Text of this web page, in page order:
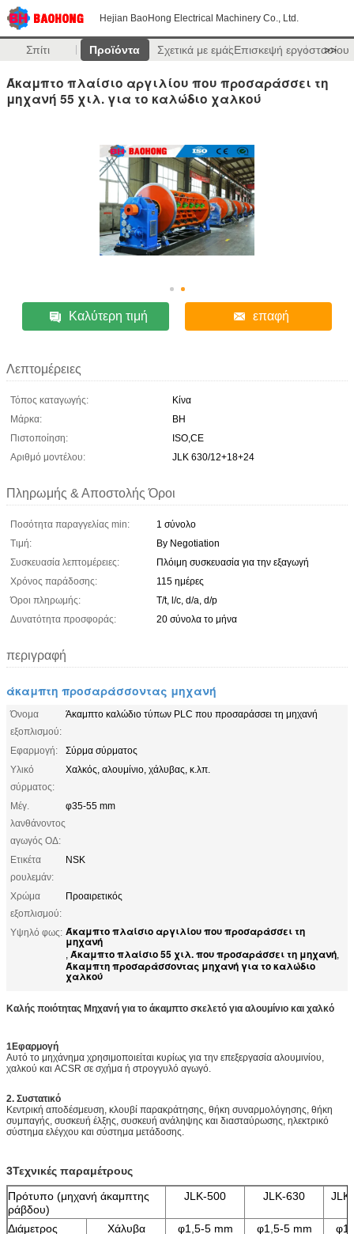
Hejian BaoHong Electrical Machinery Co., Ltd.
Σπίτι Προϊόντα Σχετικά με εμάςΕπισκεψή εργοστασίου
>>
Άκαμπτο πλαίσιο αργιλίου που προσαράσσει τη
μηχανή 55 χιλ. για το καλώδιο χαλκού
Καλύτερη τιμή επαφή
Λεπτομέρειες
Τόπος καταγωγής:
Κίνα
Μάρκα:
BH
Πιστοποίηση:
ISO,CE
Αριθμό μοντέλου:
JLK 630/12+18+24
Πληρωμής & Αποστολής Όροι
Ποσότητα παραγγελίας min:
1 σύνολο
Τιμή:
By Negotiation
Συσκευασία λεπτομέρειες:
Πλόιμη συσκευασία για την εξαγωγή
Χρόνος παράδοσης:
115 ημέρες
Όροι πληρωμής:
T/t, l/c, d/a, d/p
Δυνατότητα προσφοράς:
20 σύνολα το μήνα
περιγραφή
άκαμπτη προσαράσσοντας μηχανή
Όνομα
εξοπλισμού:
Άκαμπτο καλώδιο τύπων PLC που προσαράσσει τη μηχανή
Εφαρμογή:
Σύρμα σύρματος
Υλικό
σύρματος:
Χαλκός, αλουμίνιο, χάλυβας, κ.λπ.
Μέγ.
λανθάνοντος
αγωγός ΟΔ:
φ35-55 mm
Ετικέτα
ρουλεμάν:
NSK
Χρώμα
εξοπλισμού:
Προαιρετικός
Υψηλό φως: Άκαμπτο πλαίσιο αργιλίου που προσαράσσει τη
μηχανή
, Άκαμπτο πλαίσιο 55 χιλ. που προσαράσσει τη μηχανή,
Άκαμπτη προσαράσσοντας μηχανή για το καλώδιο
χαλκού
Καλής ποιότητας Μηχανή για το άκαμπτο σκελετό για αλουμίνιο και χαλκό
1Εφαρμογή
Αυτό το μηχάνημα χρησιμοποιείται κυρίως για την επεξεργασία αλουμινίου,
χαλκού και ACSR σε σχήμα ή στρογγυλό αγωγό.
2. Συστατικό
Κεντρική αποδέσμευση, κλουβί παρακράτησης, θήκη συναρμολόγησης, θήκη
συμπαγής, συσκευή έλξης, συσκευή ανάληψης και διασταύρωσης, ηλεκτρικό
σύστημα ελέγχου και σύστημα μετάδοσης.
3Τεχνικές παραμέτρους
Πρότυπο (μηχανή άκαμπτης
ράβδου)
JLK-500 JLK-630
Διάμετρος
Χάλυβα φ1,5-5 mm φ1,5-5 mm